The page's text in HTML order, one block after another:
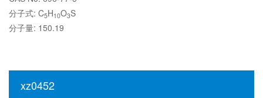
分子式: C5H10O3S
分子量: 150.19
xz0452